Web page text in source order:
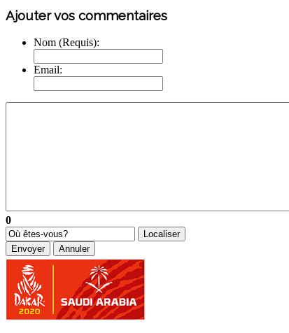
Ajouter vos commentaires
Nom (Requis):
Email:
0
Localiser
Envoyer
Annuler